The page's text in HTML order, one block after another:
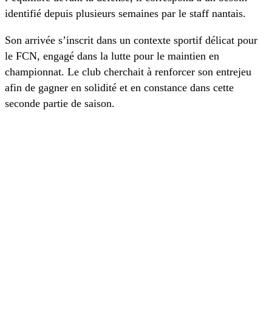
identifié depuis plusieurs semaines par le staff nantais.
Son arrivée s’inscrit dans un contexte sportif délicat pour
le FCN, engagé dans la lutte pour le maintien en
championnat. Le club cherchait à renforcer son entrejeu
afin de gagner en solidité et en constance dans cette
seconde partie de saison.